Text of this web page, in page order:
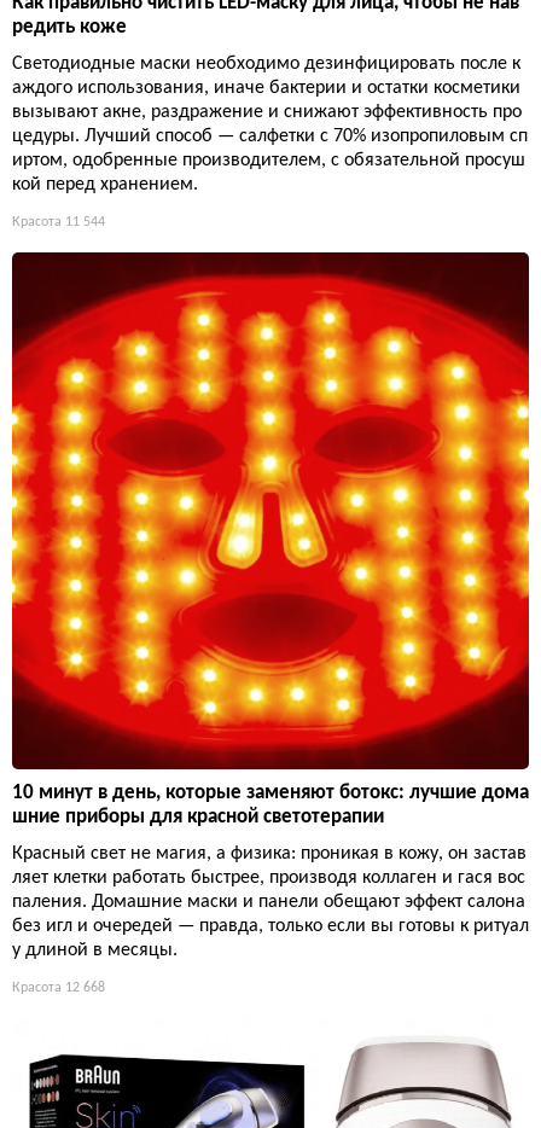
редить коже
Светодиодные маски необходимо дезинфицировать после к
аждого использования, иначе бактерии и остатки косметики
вызывают акне, раздражение и снижают эффективность про
цедуры. Лучший способ — салфетки с 70% изопропиловым сп
иртом, одобренные производителем, с обязательной просуш
кой перед хранением.
Красота 11 544
10 минут в день, которые заменяют ботокс: лучшие дома
шние приборы для красной светотерапии
Красный свет не магия, а физика: проникая в кожу, он застав
ляет клетки работать быстрее, производя коллаген и гася вос
паления. Домашние маски и панели обещают эффект салона
без игл и очередей — правда, только если вы готовы к ритуал
у длиной в месяцы.
Красота 12 668